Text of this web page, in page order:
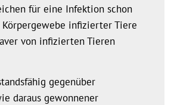
für eine Infektion schon
infizierter Tiere
von infizierten Tieren
gegenüber
daraus gewonnener